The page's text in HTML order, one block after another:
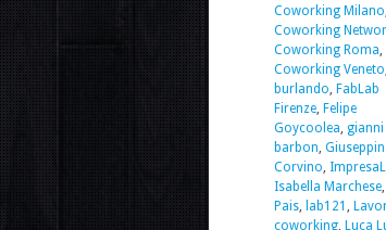
Coworking Milano
Coworking
Coworking Roma,
Coworking Veneto
burlando, FabLab
Firenze, Felipe
Goycoolea, gianni
barbon,
Corvino,
Isabella Marchese,
Pais, lab121 ,
coworking, Luca